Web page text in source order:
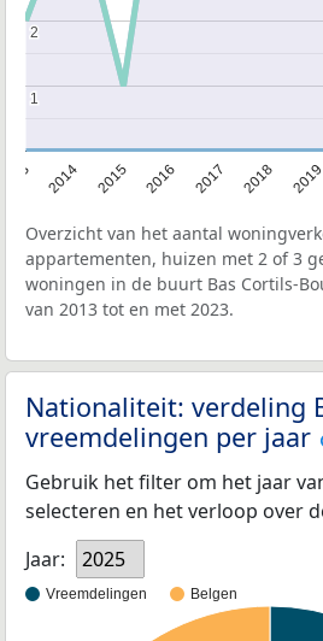
2014 2015 2016 2017 2018 2019
11
2
2
Overzicht van het aantal
appartementen, huizen met 2 of 3
woningen in de buurt Bas Cortils-
van 2013 tot en met 2023.
Nationaliteit: verdeling
vreemdelingen per jaar
Gebruik het filter om het jaar
selecteren en het verloop over
Jaar:
2025
Vreemdelingen Belgen